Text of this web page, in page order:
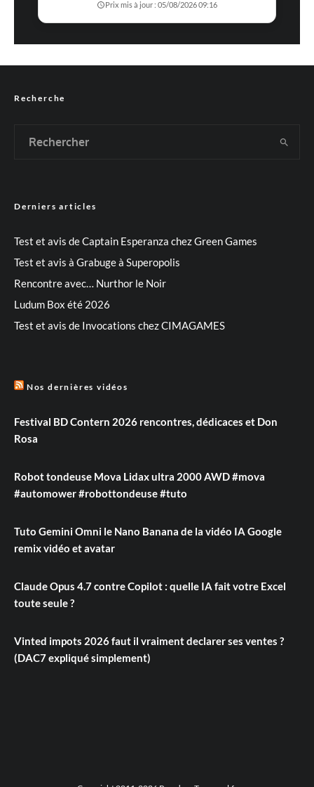
Prix mis à jour : 05/08/2026 09:16
Recherche
Derniers articles
Test et avis de Captain Esperanza chez Green Games
Test et avis à Grabuge à Superopolis
Rencontre avec… Nurthor le Noir
Ludum Box été 2026
Test et avis de Invocations chez CIMAGAMES
Nos dernières vidéos
Festival BD Contern 2026 rencontres, dédicaces et Don
Rosa
Robot tondeuse Mova Lidax ultra 2000 AWD #mova
#automower #robottondeuse #tuto
Tuto Gemini Omni le Nano Banana de la vidéo IA Google
remix vidéo et avatar
Claude Opus 4.7 contre Copilot : quelle IA fait votre Excel
toute seule ?
Vinted impots 2026 faut il vraiment declarer ses ventes ?
(DAC7 expliqué simplement)